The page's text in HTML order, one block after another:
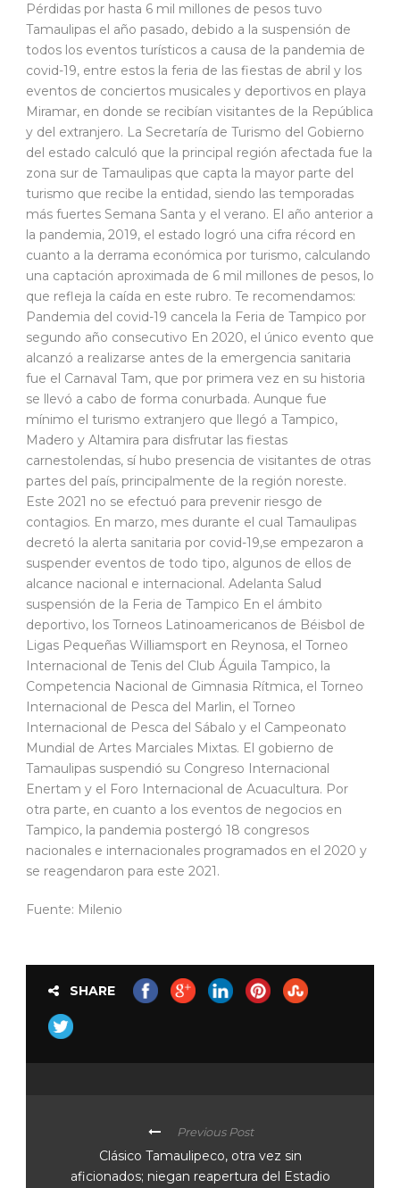
Pérdidas por hasta 6 mil millones de pesos tuvo
Tamaulipas el año pasado, debido a la suspensión de
todos los eventos turísticos a causa de la pandemia de
covid-19, entre estos la feria de las fiestas de abril y los
eventos de conciertos musicales y deportivos en playa
Miramar, en donde se recibían visitantes de la República
y del extranjero. La Secretaría de Turismo del Gobierno
del estado calculó que la principal región afectada fue la
zona sur de Tamaulipas que capta la mayor parte del
turismo que recibe la entidad, siendo las temporadas
más fuertes Semana Santa y el verano. El año anterior a
la pandemia, 2019, el estado logró una cifra récord en
cuanto a la derrama económica por turismo, calculando
una captación aproximada de 6 mil millones de pesos, lo
que refleja la caída en este rubro. Te recomendamos:
Pandemia del covid-19 cancela la Feria de Tampico por
segundo año consecutivo En 2020, el único evento que
alcanzó a realizarse antes de la emergencia sanitaria
fue el Carnaval Tam, que por primera vez en su historia
se llevó a cabo de forma conurbada. Aunque fue
mínimo el turismo extranjero que llegó a Tampico,
Madero y Altamira para disfrutar las fiestas
carnestolendas, sí hubo presencia de visitantes de otras
partes del país, principalmente de la región noreste.
Este 2021 no se efectuó para prevenir riesgo de
contagios. En marzo, mes durante el cual Tamaulipas
decretó la alerta sanitaria por covid-19,se empezaron a
suspender eventos de todo tipo, algunos de ellos de
alcance nacional e internacional. Adelanta Salud
suspensión de la Feria de Tampico En el ámbito
deportivo, los Torneos Latinoamericanos de Béisbol de
Ligas Pequeñas Williamsport en Reynosa, el Torneo
Internacional de Tenis del Club Águila Tampico, la
Competencia Nacional de Gimnasia Rítmica, el Torneo
Internacional de Pesca del Marlin, el Torneo
Internacional de Pesca del Sábalo y el Campeonato
Mundial de Artes Marciales Mixtas. El gobierno de
Tamaulipas suspendió su Congreso Internacional
Enertam y el Foro Internacional de Acuacultura. Por
otra parte, en cuanto a los eventos de negocios en
Tampico, la pandemia postergó 18 congresos
nacionales e internacionales programados en el 2020 y
se reagendaron para este 2021.
Fuente: Milenio
SHARE
Previous Post
Clásico Tamaulipeco, otra vez sin
aficionados; niegan reapertura del Estadio